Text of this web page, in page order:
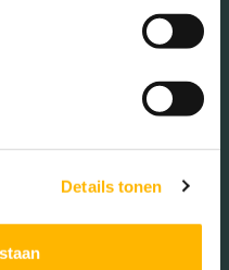
Details tonen